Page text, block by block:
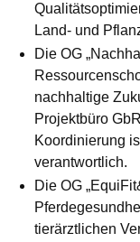
Land- und
Die OG „
nachhaltige
Projektbüro
Koordinierung
verantwortlich.
Die OG „
tierärztlichen